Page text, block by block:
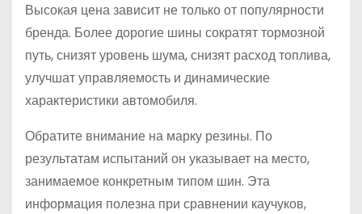
Высокая цена зависит не только от популярности
бренда. Более дорогие шины сократят тормозной
путь, снизят уровень шума, снизят расход топлива,
улучшат управляемость и динамические
характеристики автомобиля.
Обратите внимание на марку резины. По
результатам испытаний он указывает на место,
занимаемое конкретным типом шин. Эта
информация полезна при сравнении каучуков,